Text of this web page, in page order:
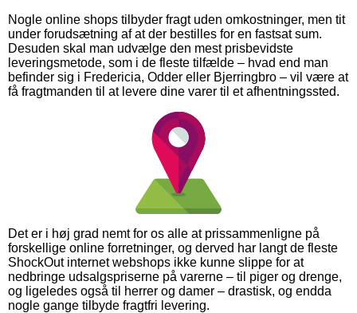
Nogle online shops tilbyder fragt uden omkostninger, men tit
under forudsætning af at der bestilles for en fastsat sum.
Desuden skal man udvælge den mest prisbevidste
leveringsmetode, som i de fleste tilfælde – hvad end man
befinder sig i Fredericia, Odder eller Bjerringbro – vil være at
få fragtmanden til at levere dine varer til et afhentningssted.
Det er i høj grad nemt for os alle at prissammenligne på
forskellige online forretninger, og derved har langt de fleste
ShockOut internet webshops ikke kunne slippe for at
nedbringe udsalgspriserne på varerne – til piger og drenge,
og ligeledes også til herrer og damer – drastisk, og endda
nogle gange tilbyde fragtfri levering.